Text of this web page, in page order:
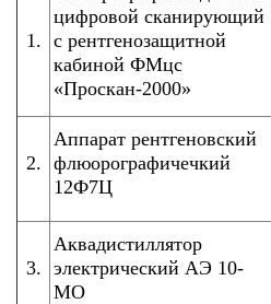
1.
цифровой сканирующий
с рентгенозащитной
кабиной ФМцс
«Проскан-2000»
2.
Аппарат рентгеновский
флюорографичечкий
12Ф7Ц
3.
Аквадистиллятор
электрический АЭ 10-
МО